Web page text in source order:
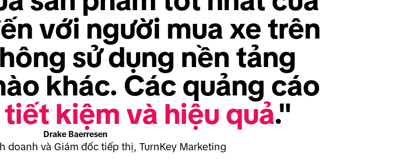
với người mua xe trên
sử dụng nền tảng
khác. Các quảng cáo
tiết kiệm và hiệu quả."
Drake Baerresen
doanh và Giám đốc tiếp thị, TurnKey Marketing